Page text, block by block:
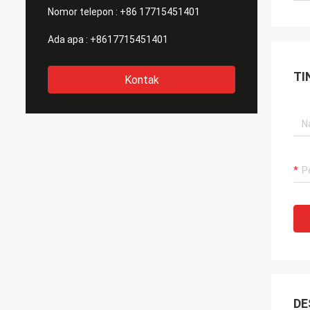
Nomor telepon : +86 17715451401
Ada apa : +8617715451401
Kontak